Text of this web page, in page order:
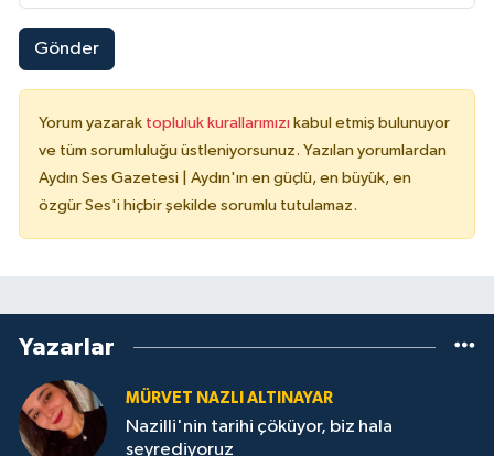
Gönder
Yorum yazarak topluluk kurallarımızı kabul etmiş bulunuyor
ve tüm sorumluluğu üstleniyorsunuz. Yazılan yorumlardan
Aydın Ses Gazetesi | Aydın'ın en güçlü, en büyük, en
özgür Ses'i hiçbir şekilde sorumlu tutulamaz.
Yazarlar
MÜRVET NAZLI ALTINAYAR
Nazilli'nin tarihi çöküyor, biz hala
seyrediyoruz